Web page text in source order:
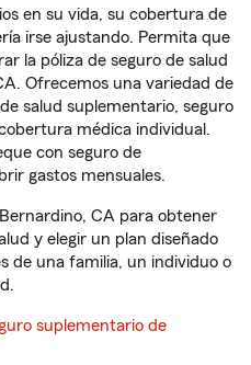
en su vida, su cobertura de
irse ajustando. Permita que
la póliza de seguro de salud
Ofrecemos una variedad de
salud suplementario, seguro
médica individual.
con seguro de
gastos mensuales.
CA para obtener
y elegir un plan diseñado
de una familia, un individuo o
suplementario de